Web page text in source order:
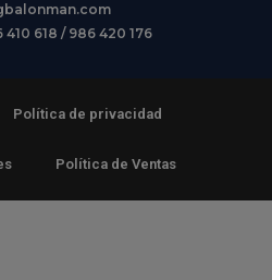
618 / 986 420 176
Política de privacidad
Política de Ventas